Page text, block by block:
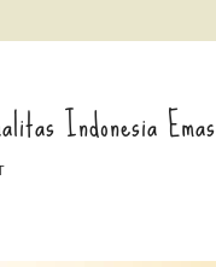
Indonesia Emas